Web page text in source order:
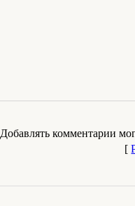
Добавлять комментарии
[